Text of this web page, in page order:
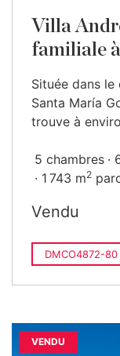
Villa
familiale
Située dans
Santa María
trouve à
5 chambres
1 743 m2
Vendu
DMCO4872-80
VENDU